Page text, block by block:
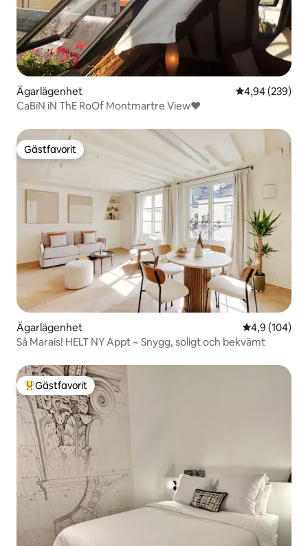
Ägarlägenhet 4,94 av 5 i
4,94 (239)
CaBiN iN ThE RoOf Montmartre View♥
Gästfavorit
Gästfavorit
Ägarlägenhet 4,9 av 5 i
4,9 (104)
Så Marais! HELT NY Appt ~ Snygg, soligt och bekvämt
Populär gästfavorit
Gästfavorit